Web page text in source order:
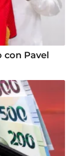
con Pavel